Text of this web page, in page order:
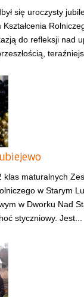
się uroczysty
Kształcenia
do refleksji nad
maturalnych
w Starym
w Dworku Nad
styczniowy. Jest...